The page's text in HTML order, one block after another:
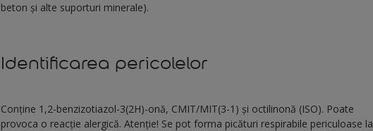
beton și alte suporturi minerale).
Identificarea pericolelor
Conține 1,2-benzizotiazol-3(2H)-onă, CMIT/MIT(3-1) şi octilinonă (ISO). Poate
provoca o reacție alergică. Atenție! Se pot forma picături respirabile periculoase la